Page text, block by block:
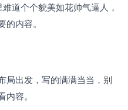
道个个貌美如花帅气逼人，
的内容。
出发，写的满满当当，别
内容。